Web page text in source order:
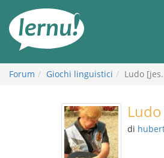
all’indice
Forum Giochi linguistici Ludo
di